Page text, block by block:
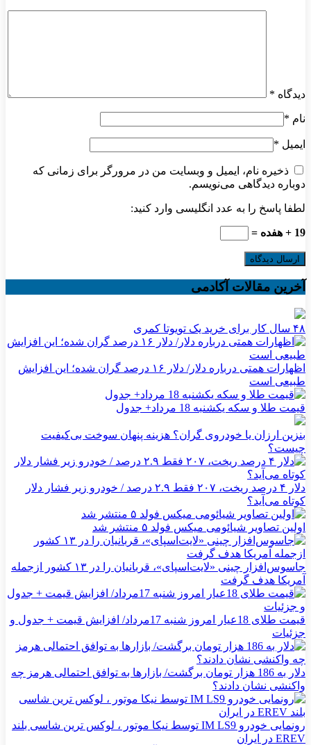
دیدگاه *
نام *
ایمیل *
ذخیره نام، ایمیل و وبسایت من در مرورگر برای زمانی که
دوباره دیدگاهی می‌نویسم.
لطفا پاسخ را به عدد انگلیسی وارد کنید:
19 + هفده =
آخرین مقالات آکادمی
۴۸ سال کار برای خرید یک تویوتا کمری
اظهارات همتی درباره دلار/ دلار ۱۶ درصد گران شده؛ این افزایش
طبیعی است
قیمت طلا و سکه یکشنبه 18 مرداد+ جدول
بنزین ارزان یا خودروی گران؟ هزینه پنهان سوخت بی‌کیفیت
چیست؟
دلار ۴ درصد ریخت، ۲۰۷ فقط ۲.۹ درصد / خودرو زیر فشار دلار
کوتاه می‌آید؟
اولین تصاویر شیائومی میکس فولد ۵ منتشر شد
جاسوس‌افزار چینی «لایت‌اسپای»، قربانیان را در ۱۳ کشور ازجمله
آمریکا هدف گرفت
قیمت طلای 18عیار امروز شنبه 17مرداد/ افزایش قیمت + جدول و
جزئیات
دلار به 186 هزار تومان برگشت/ بازارها به توافق احتمالی هرمز چه
واکنشی نشان دادند؟
رونمایی خودرو IM LS9 توسط نیکا موتور ، لوکس ترین شاسی بلند
EREV در ایران